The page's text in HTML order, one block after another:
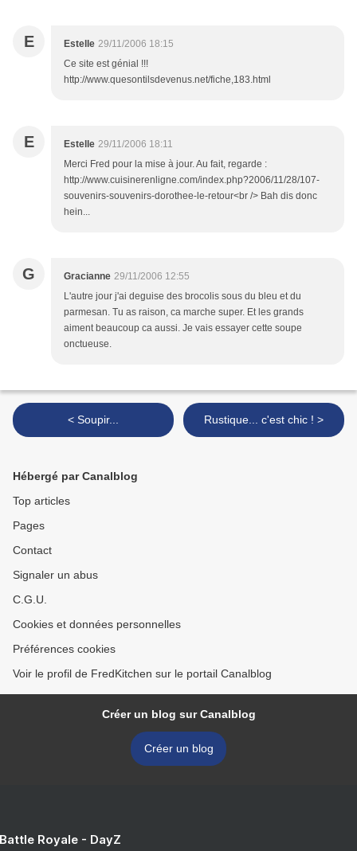
E Estelle 29/11/2006 18:15
Ce site est génial !!!
http://www.quesontilsdevenus.net/fiche,183.html
E Estelle 29/11/2006 18:11
Merci Fred pour la mise à jour. Au fait, regarde :
http://www.cuisinerenligne.com/index.php?2006/11/28/107-
souvenirs-souvenirs-dorothee-le-retour<br /> Bah dis donc
hein...
G Gracianne 29/11/2006 12:55
L'autre jour j'ai deguise des brocolis sous du bleu et du
parmesan. Tu as raison, ca marche super. Et les grands
aiment beaucoup ca aussi. Je vais essayer cette soupe
onctueuse.
< Soupir... Rustique... c'est chic ! >
Hébergé par Canalblog
Top articles
Pages
Contact
Signaler un abus
C.G.U.
Cookies et données personnelles
Préférences cookies
Voir le profil de FredKitchen sur le portail Canalblog
Créer un blog sur Canalblog
Créer un blog
Royale - DayZ